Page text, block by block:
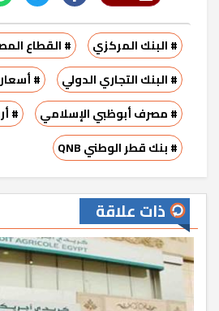
# البنك المركزي
# القطاع
# البنك التجاري الدولي
#
# مصرف أبوظبي الإسلامي
#
# بنك قطر الوطني QNB
ذات علاقة